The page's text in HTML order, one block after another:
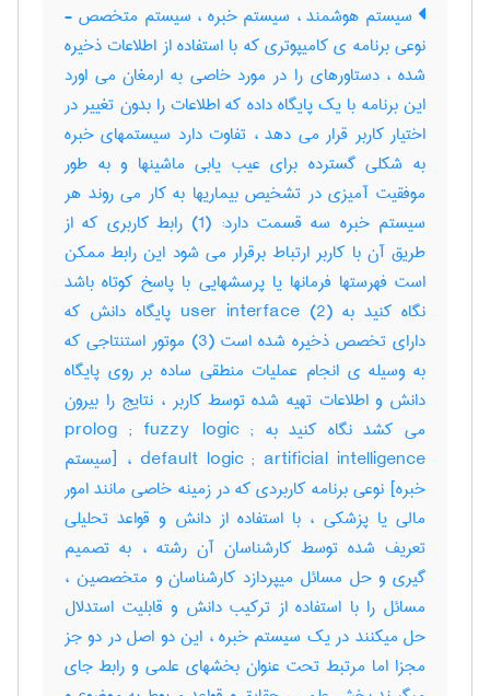
سیستم هوشمند ، سیستم خبره ، سیستم متخصص -
نوعی برنامه ی کامیپوتری که با استفاده از اطلاعات ذخیره
شده ، دستاورهای را در مورد خاصی به ارمغان می اورد
این برنامه با یک پایگاه داده که اطلاعات را بدون تغییر در
اختیار کاربر قرار می دهد ، تفاوت دارد سیستمهای خبره
به شکلی گسترده برای عیب یابی ماشینها و به طور
موفقیت آمیزی در تشخیص بیماریها به کار می روند هر
سیستم خبره سه قسمت دارد: (1) رابط کاربری که از
طریق آن با کاربر ارتباط برقرار می شود این رابط ممکن
است فهرستها فرمانها یا پرسشهایی با پاسخ کوتاه باشد
نگاه کنید به user interface (2) پایگاه دانش که
دارای تخصص ذخیره شده است (3) موتور استنتاجی که
به وسیله ی انجام عملیات منطقی ساده بر روی پایگاه
دانش و اطلاعات تهیه شده توسط کاربر ، نتایج را بیرون
می کشد نگاه کنید به prolog ; fuzzy logic ;
default logic ; artificial intelligence ، [سیستم
خبره] نوعی برنامه کاربردی که در زمینه خاصی مانند امور
مالی یا پزشکی ، با استفاده از دانش و قواعد تحلیلی
تعریف شده توسط کارشناسان آن رشته ، به تصمیم
گیری و حل مسائل میپردازد کارشناسان و متخصصین ،
مسائل را با استفاده از ترکیب دانش و قابلیت استدلال
حل میکنند در یک سیستم خبره ، این دو اصل در دو جز
مجزا اما مرتبط تحت عنوان بخشهای علمی و رابط جای